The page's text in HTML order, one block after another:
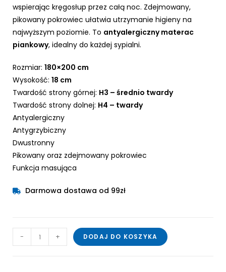
wspierając kręgosłup przez całą noc. Zdejmowany,
pikowany pokrowiec ułatwia utrzymanie higieny na
najwyższym poziomie. To antyalergiczny materac
piankowy, idealny do każdej sypialni.
Rozmiar: 180×200 cm
Wysokość: 18 cm
Twardość strony górnej: H3 – średnio twardy
Twardość strony dolnej: H4 – twardy
Antyalergiczny
Antygrzybiczny
Dwustronny
Pikowany oraz zdejmowany pokrowiec
Funkcja masująca
Darmowa dostawa od 99zł
- + DODAJ DO KOSZYKA